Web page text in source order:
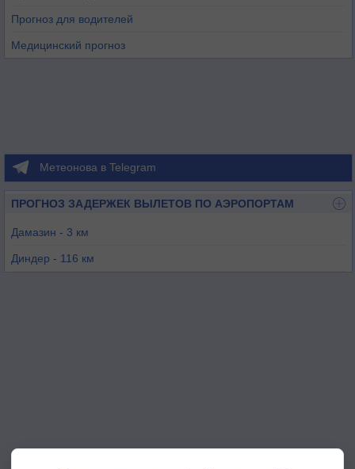
Прогноз для водителей
Медицинский прогноз
Метеонова в Telegram
ПРОГНОЗ ЗАДЕРЖЕК ВЫЛЕТОВ ПО АЭРОПОРТАМ
Дамазин - 3 км
Диндер - 116 км